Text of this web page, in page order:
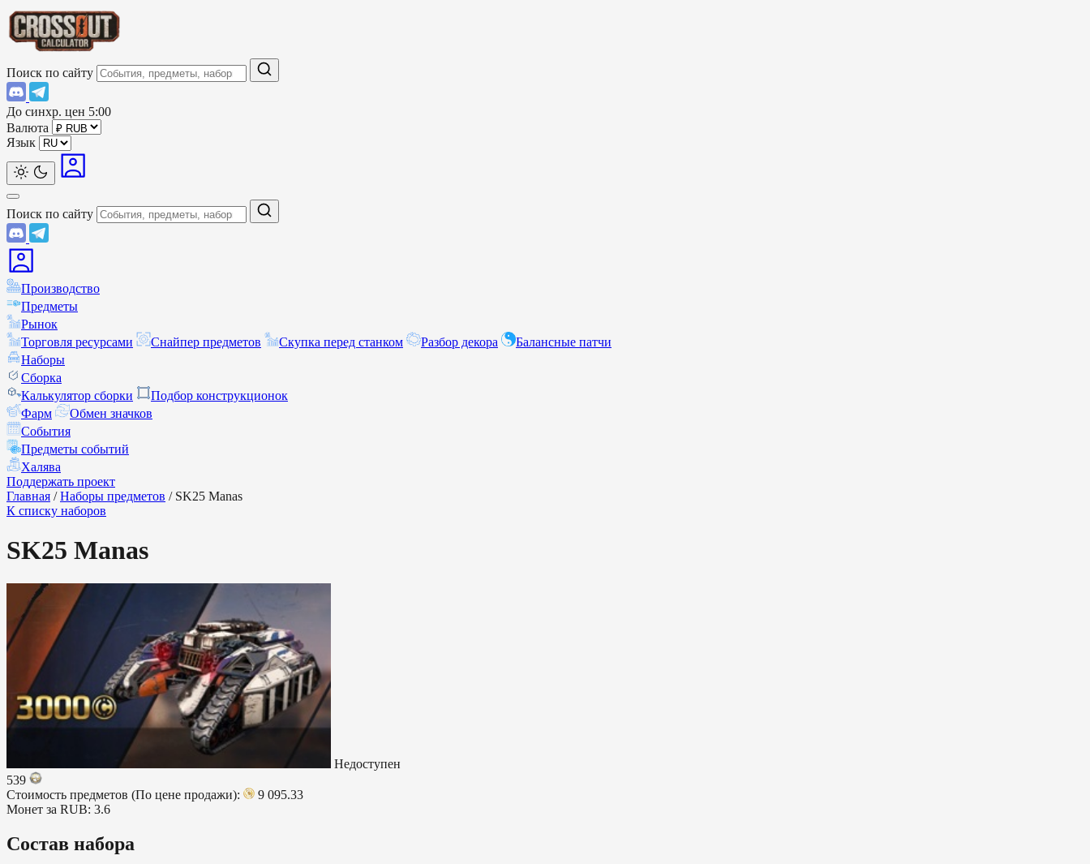
Поиск по сайту
До синхр. цен 5:00
Валюта
Язык
Поиск по сайту
Производство
Предметы
Рынок
Торговля ресурсами
Снайпер предметов Скупка перед станком Разбор декора
Балансные патчи
Наборы
Сборка
Калькулятор сборки
Подбор конструкционок
Фарм
Обмен значков
События
Предметы событий
Халява
Поддержать проект
Главная / Наборы предметов / SK25 Manas
К списку наборов
SK25 Manas
Недоступен
539
Стоимость предметов (По цене продажи):
9 095.33
Монет за RUB: 3.6
Состав набора